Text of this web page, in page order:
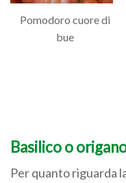
Pomodoro cuore di
bue
Basilico o
Per quanto riguarda